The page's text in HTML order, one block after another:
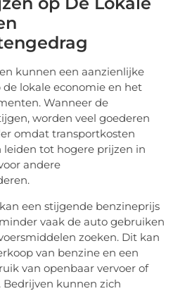
kunnen een aanzienlijke
lokale economie en het
Wanneer de
worden veel goederen
omdat transportkosten
tot hogere prijzen in
andere
een stijgende benzineprijs
vaak de auto gebruiken
zoeken. Dit kan
van benzine en een
van openbaar vervoer of
kunnen zich